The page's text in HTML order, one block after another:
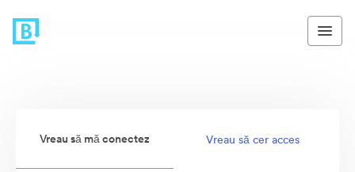
Vreau să mă conectez Vreau să cer acces